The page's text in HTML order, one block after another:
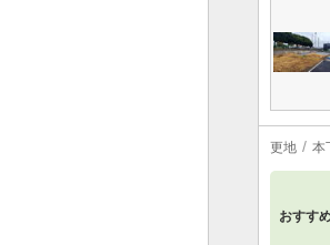
更地 本
おすす